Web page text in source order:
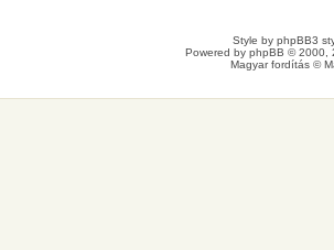
Style by phpBB3
Powered by phpBB © 2000,
Magyar fordítás ©